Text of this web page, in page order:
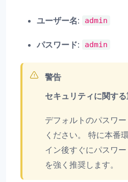
ユーザー名: admin
パスワード: admin
警告
セキュリティに関す
デフォルトのパスワ
ください。 特に本番
イン後すぐにパスワ
を強く推奨します。